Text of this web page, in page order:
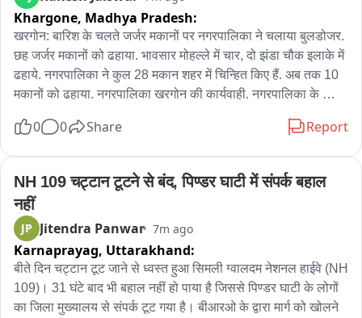
Khargone, Madhya Pradesh:
खरगोन: बारिश के चलते जर्जर मकानों पर नगरपालिका ने चलाया बुलडोजर.
छह जर्जर मकानों को ढहाया. भावसार मोहल्ले में चार, दो झंडा चौक इलाके में
ढहाये. नगरपालिका ने कुल 28 मकान शहर में चिन्हित किए हैं. अब तक 10
मकानों को ढहाया. नगरपालिका खरगोन की कार्यवाही. नगरपालिका के
गए थे. सभी को आठ-आठ नोटिस दे दिए गए हैं. अब मकानों तोड़ने की
तोड़ दिए हैं. कुछ लोग खुद मकान, दुकानदार हटा रहे हैं. नहीं हटाए तो आगे भी
कार्यवाही जारी रहेगी. आज जेसीबी से हटाने मकान खरगोन के शिवडोला मार्ग
में भी आ रहे थे.
0 0 Share Report
NH 109 चट्टान टूटने से बंद, पिण्डर घाटी में संपर्क बहाल
नहीं
JP Jitendra Panwar 7m ago
Karnaprayag, Uttarakhand:
बीते दिन चट्टान टूट जाने से ध्वस्त हुआ सिमली ग्वालदम नेशनल हाईवे (NH
109)। 31 घंटे बाद भी बहाल नहीं हो पाया है जिससे पिण्डर घाटी के लोगों
का जिला मुख्यालय से संपर्क टूट गया है। बीआरओ के द्वारा मार्ग को खोलने